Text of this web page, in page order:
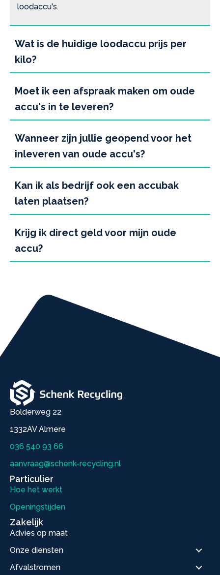
loodaccu's.
Wat is de huidige loodaccu prijs per
kilo?
Moet ik een afspraak maken om oude
accu's in te leveren?
Wanneer zijn jullie geopend voor het
inleveren van oude accu's?
Kan ik als bedrijf ook een accubak
laten plaatsen?
Krijg ik direct geld voor mijn oude
accu?
Bolderweg 22
1332AV Almere
036 540 93 66
aanvraag@schenk-recycling.nl
Particulier
Hoe het werkt
Openingstijden
Zakelijk
Advies op maat
Onze diensten
Afvalstromen